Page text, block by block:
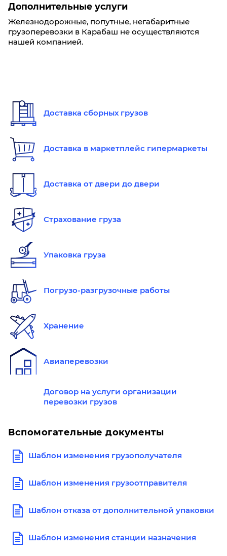
Дополнительные услуги
Железнодорожные, попутные, негабаритные
грузоперевозки в Карабаш не осуществляются
нашей компанией.
Доставка сборных грузов
Доставка в маркетплейс гипермаркеты
Доставка от двери до двери
Страхование груза
Упаковка груза
Погрузо-разгрузочные работы
Хранение
Авиаперевозки
Договор на услуги организации
перевозки грузов
Вспомогательные документы
Шаблон изменения грузополучателя
Шаблон изменения грузоотправителя
Шаблон отказа от дополнительной упаковки
Шаблон изменения станции назначения